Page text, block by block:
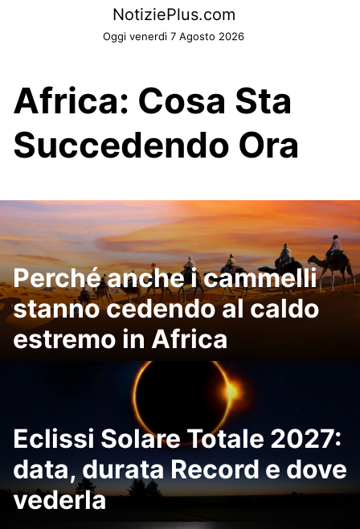
NotiziePlus.com
Oggi venerdì 7 Agosto 2026
Africa: Cosa Sta
Succedendo Ora
Perché anche i cammelli
stanno cedendo al caldo
estremo in Africa
Eclissi Solare Totale 2027:
data, durata Record e dove
vederla